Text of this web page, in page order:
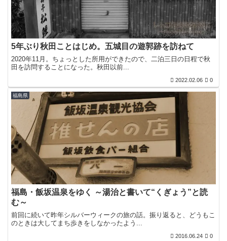
5年ぶり秋田ことはじめ。五城目の遊郭跡を訪ねて
2020年11月。ちょっとした所用ができたので、二泊三日の日程で秋
田を訪問することになった。秋田以前...
2022.02.06 0
福島県
福島・飯坂温泉をゆく ～湯治と書いて“くぎょう”と読
む～
前回に続いて昨年シルバーウィークの旅の話。振り返ると、どうもこ
のときは大してまち歩きをしなかったよう...
2016.06.24 0